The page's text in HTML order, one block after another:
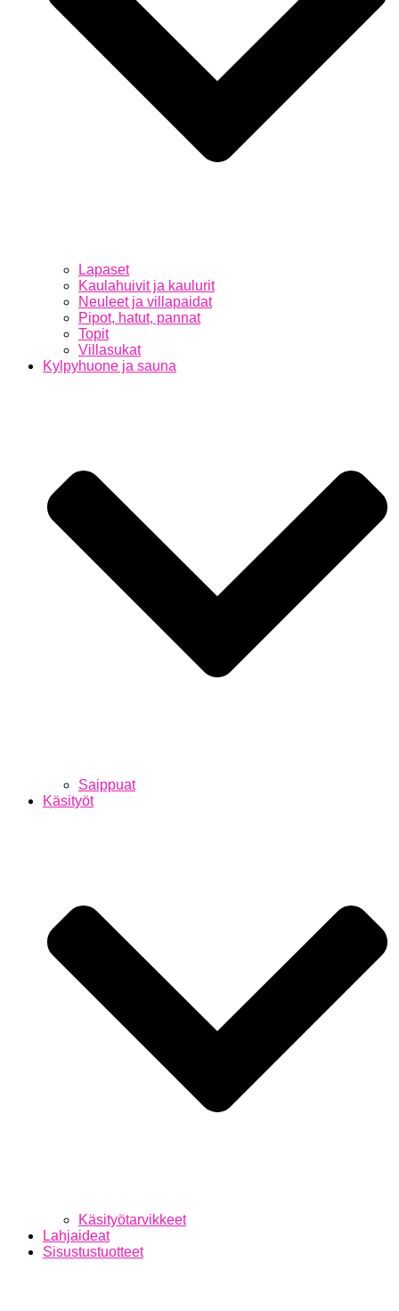
Lapaset
Kaulahuivit ja kaulurit
Neuleet ja villapaidat
Pipot, hatut, pannat
Topit
Villasukat
Kylpyhuone ja sauna
Saippuat
Käsityöt
Käsityötarvikkeet
Lahjaideat
Sisustustuotteet